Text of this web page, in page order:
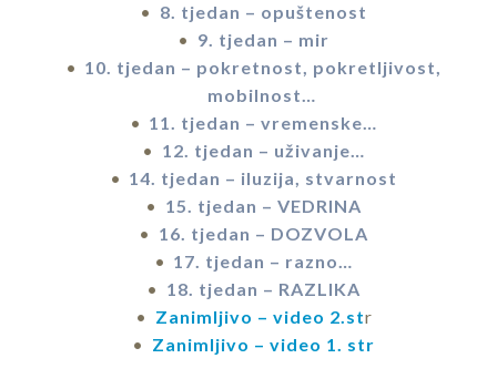
8. tjedan – opuštenost
9. tjedan – mir
10. tjedan – pokretnost, pokretljivost,
mobilnost…
11. tjedan – vremenske…
12. tjedan – uživanje…
14. tjedan – iluzija, stvarnost
15. tjedan – VEDRINA
16. tjedan – DOZVOLA
17. tjedan – razno…
18. tjedan – RAZLIKA
Zanimljivo – video 2.str
Zanimljivo – video 1. str